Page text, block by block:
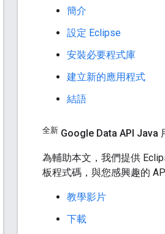
簡介
設定 Eclipse
安裝必要程式庫
建立新的應用程式
結語
全新 Google Data API Java
為輔助本文，我們提供
板程式碼，與您感興趣的
教學影片
下載